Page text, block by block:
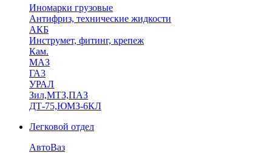
Иномарки грузовые
Антифриз, технические жидкости
АКБ
Инструмет, фитинг, крепеж
Кам.
МАЗ
ГА3
УРАЛ
Зил,МТЗ,ПАЗ
ДТ-75,ЮМЗ-6КЛ
Легковой отдел
АвтоВаз